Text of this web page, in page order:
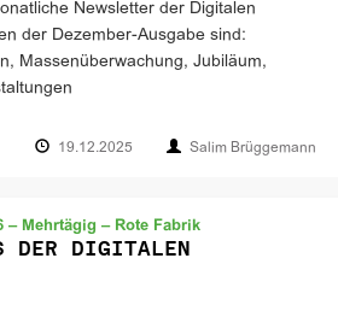
Newsletter der Digitalen
der Dezember-Ausgabe sind:
Massenüberwachung, Jubiläum,
19.12.2025 Salim Brüggemann
– Mehrtägig – Rote Fabrik
DER DIGITALEN